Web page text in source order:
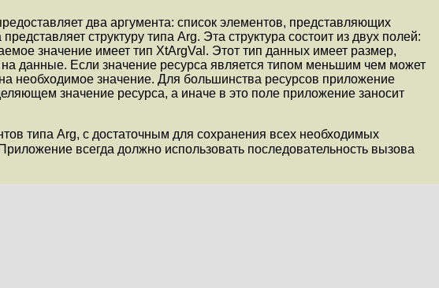
два аргумента: список элементов, представляющих
структуру типа Arg. Эта структура состоит из двух полей:
значение имеет тип XtArgVal . Этот тип данных имеет размер,
на данные. Если значение ресурса является типом меньшим чем может
необходимое значение. Для большинства ресурсов приложение
значение ресурса, а иначе в это поле приложение заносит
типа Arg, с достаточным для сохранения всех необходимых
всегда должно использовать последовательность вызова